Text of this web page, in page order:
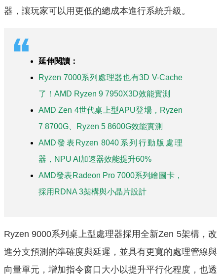
器，讓玩家可以用更低的總成本進行系統升級。
延伸閱讀：
Ryzen 7000系列處理器也有3D V-Cache
了！AMD Ryzen 9 7950X3D效能實測
AMD Zen 4世代桌上型APU登場，Ryzen
7 8700G、Ryzen 5 8600G效能實測
AMD發表Ryzen 8040系列行動版處理
器，NPU AI加速器效能提升60%
AMD發表Radeon Pro 7000系列繪圖卡，
採用RDNA 3架構與小晶片設計
Ryzen 9000系列桌上型處理器採用全新Zen 5架構，改
進分支預測的準確度與延遲，並具有更寬的處理管線與
向量單元，增加指令窗口大小以提升平行化程度，也透